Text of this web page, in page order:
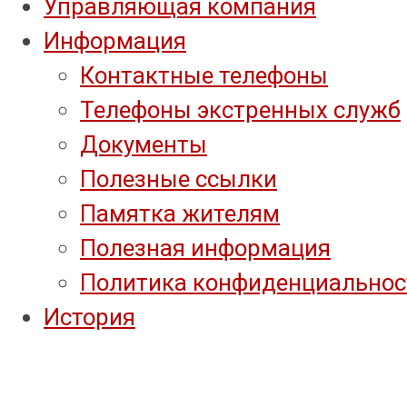
Управляющая компания
Информация
Контактные телефоны
Телефоны экстренных служб
Документы
Полезные ссылки
Памятка жителям
Полезная информация
Политика
История